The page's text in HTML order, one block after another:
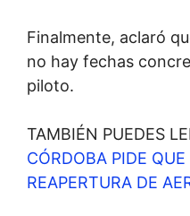
Finalmente, aclaró
no hay fechas
piloto.
TAMBIÉN PUEDES
CÓRDOBA PIDE QUE
REAPERTURA DE